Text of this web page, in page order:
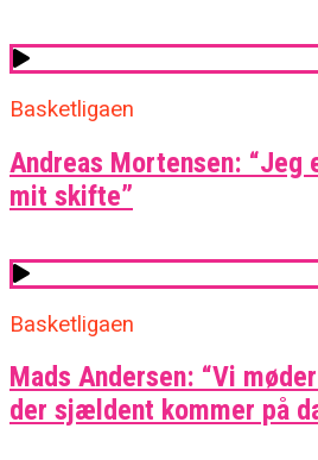
Basketligaen
Andreas Mortensen: “Jeg
mit skifte”
Basketligaen
Mads Andersen: “Vi
der sjældent kommer på